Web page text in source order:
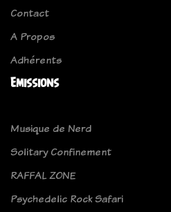
Contact
A Propos
Adhérents
Emissions
Musique de Nerd
Solitary Confinement
RAFFAL ZONE
Psychedelic Rock Safari